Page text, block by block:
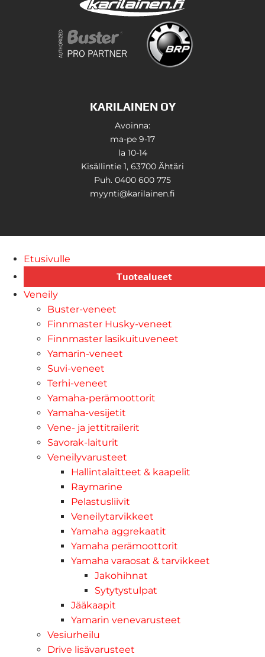
KARILAINEN OY
Avoinna:
ma-pe 9-17
la 10-14
Kisällintie 1, 63700 Ähtäri
Puh. 0400 600 775
myynti@karilainen.fi
Etusivulle
Tuotealueet
Veneily
Buster-veneet
Finnmaster Husky-veneet
Finnmaster lasikuituveneet
Yamarin-veneet
Suvi-veneet
Terhi-veneet
Yamaha-perämoottorit
Yamaha-vesijetit
Vene- ja jettitrailerit
Savorak-laiturit
Veneilyvarusteet
Hallintalaitteet & kaapelit
Raymarine
Pelastusliivit
Veneilytarvikkeet
Yamaha aggrekaatit
Yamaha perämoottorit
Yamaha varaosat & tarvikkeet
Jakohihnat
Sytytystulpat
Jääkaapit
Yamarin venevarusteet
Vesiurheilu
Drive lisävarusteet